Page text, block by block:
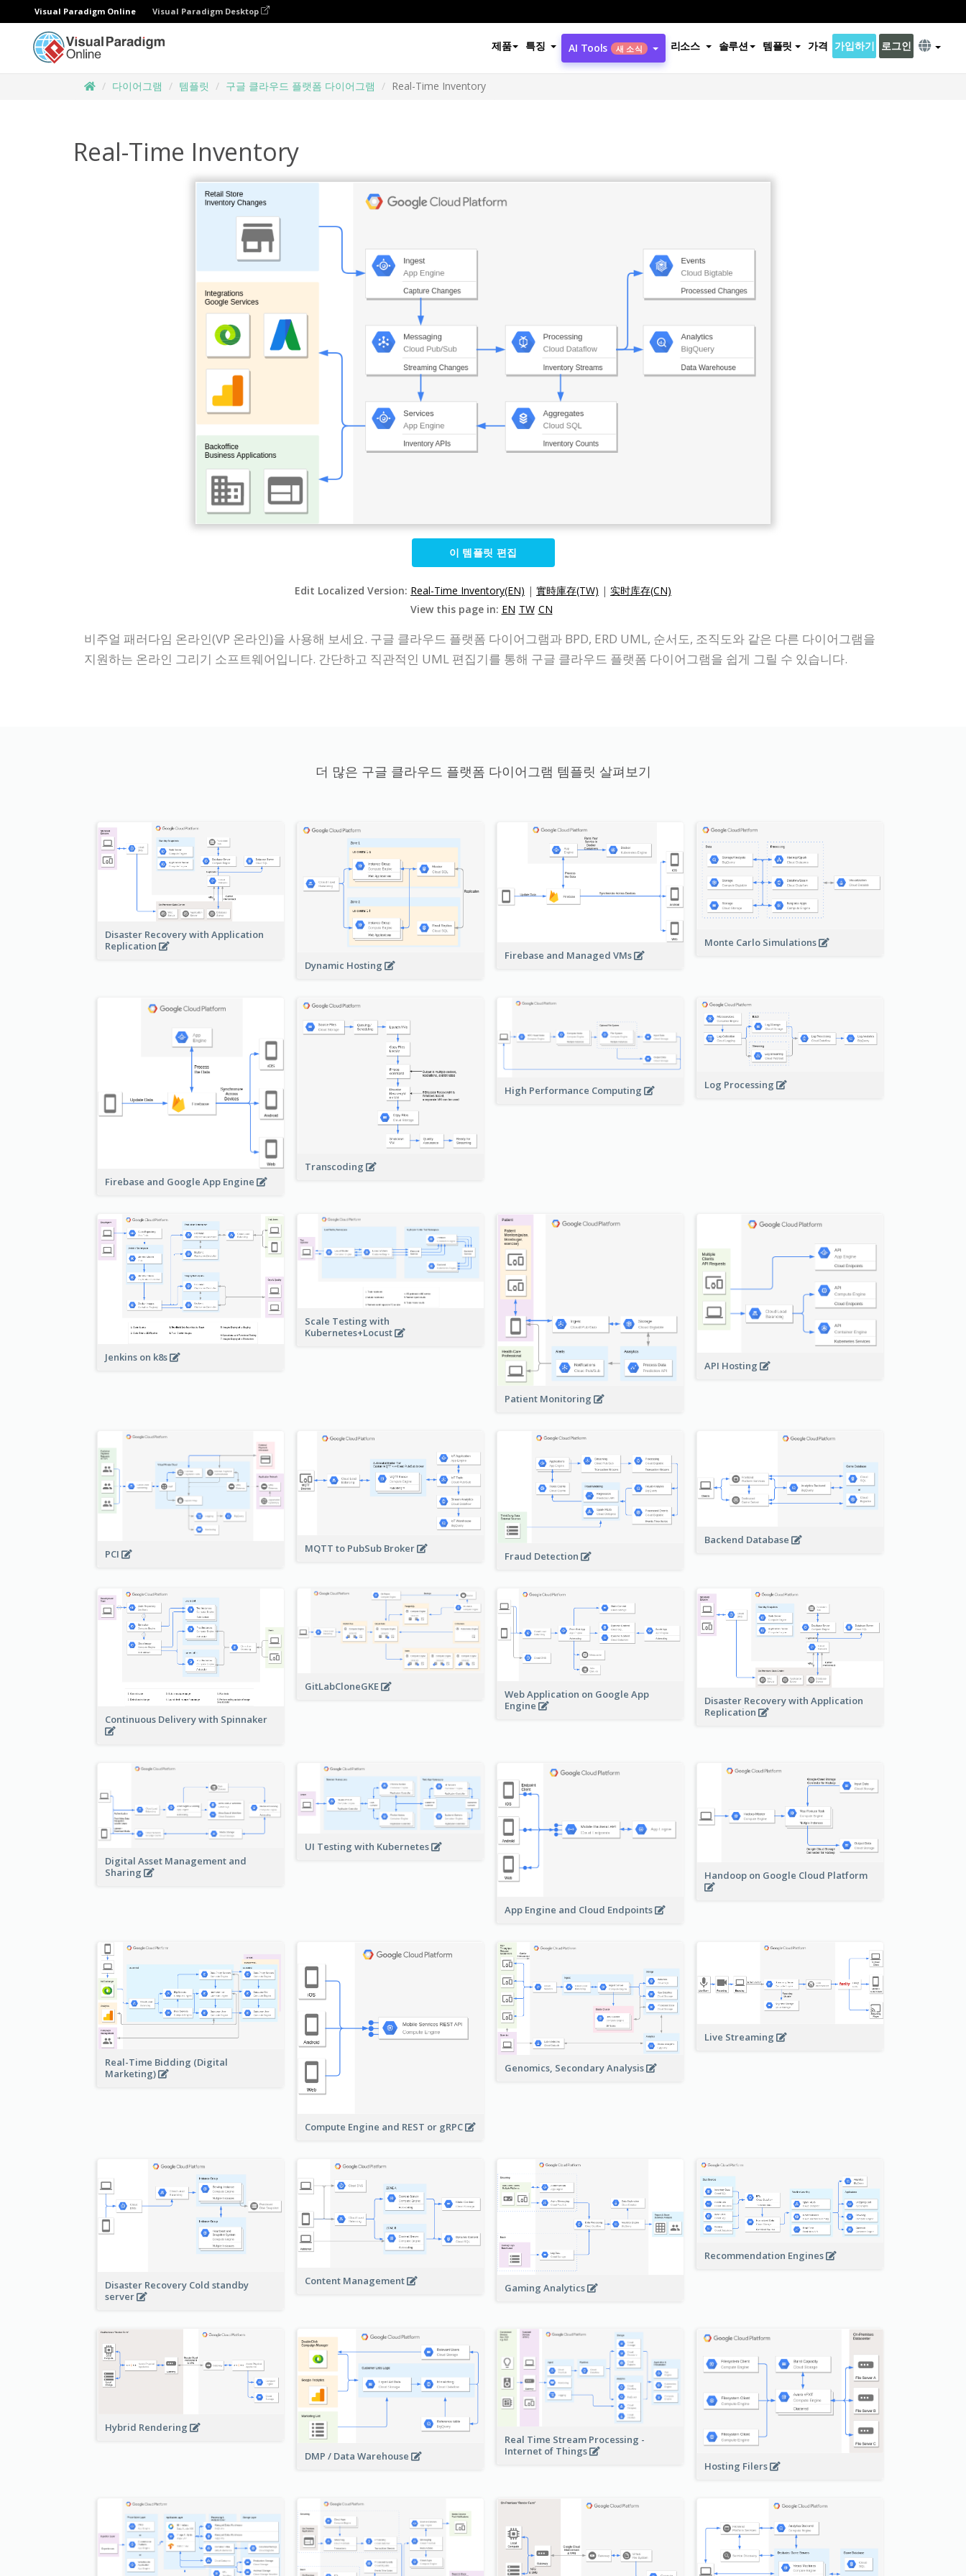
Visual Paradigm Online Visual Paradigm Desktop
제품 특징 AI Tools 새 소식 리소스 솔루션 템플릿 가격 가입하기 로그인
다이어그램 템플릿 구글 클라우드 플랫폼 다이어그램 Real-Time Inventory
Real-Time Inventory
이 템플릿 편집
Edit Localized Version: Real-Time Inventory(EN) | 實時庫存(TW) | 实时库存(CN)
View this page in: EN TW CN
비주얼 패러다임 온라인(VP 온라인)을 사용해 보세요. 구글 클라우드 플랫폼 다이어그램과 BPD, ERD UML, 순서도, 조직도와 같은 다른 다이어그램을
지원하는 온라인 그리기 소프트웨어입니다. 간단하고 직관적인 UML 편집기를 통해 구글 클라우드 플랫폼 다이어그램을 쉽게 그릴 수 있습니다.
더 많은 구글 클라우드 플랫폼 다이어그램 템플릿 살펴보기
Disaster Recovery with Application
Replication
Dynamic Hosting
Firebase and Managed VMs
Monte Carlo Simulations
Firebase and Google App Engine
Transcoding
High Performance Computing Log Processing
Jenkins on k8s
Scale Testing with
Kubernetes+Locust
Patient Monitoring
API Hosting
PCI MQTT to PubSub Broker
Fraud Detection
Backend Database
Continuous Delivery with Spinnaker
GitLabCloneGKE
Web Application on Google App
Engine
Disaster Recovery with Application
Replication
Digital Asset Management and
Sharing
UI Testing with Kubernetes
App Engine and Cloud Endpoints
Handoop on Google Cloud Platform
Real-Time Bidding (Digital
Marketing)
Compute Engine and REST or gRPC
Genomics, Secondary Analysis
Live Streaming
Disaster Recovery Cold standby
server
Content Management
Gaming Analytics
Recommendation Engines
Hybrid Rendering
DMP / Data Warehouse
Real Time Stream Processing -
Internet of Things
Hosting Filers